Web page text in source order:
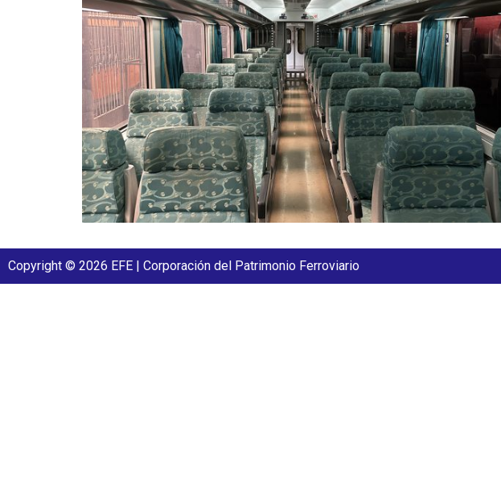
Copyright © 2026 EFE | Corporación del Patrimonio Ferroviario